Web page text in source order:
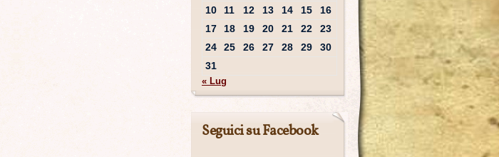
10
11 12 13 14 15
16
17
18 19 20 21 22
23
24
25 26 27 28 29
30
31
« Lug
Seguici su Facebook